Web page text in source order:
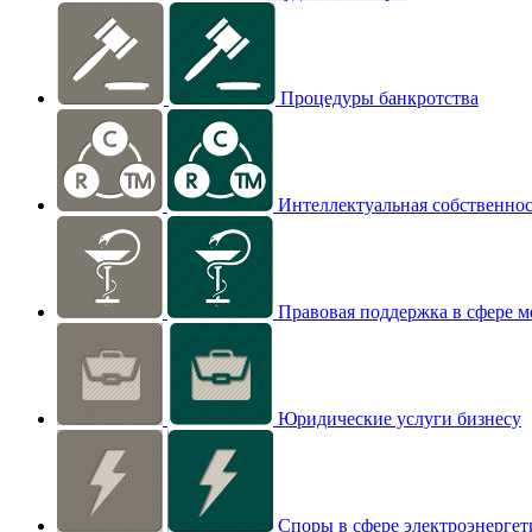
Процедуры банкротства
Интеллектуальная
Правовая поддержка в сфере
Юридические услуги бизнесу
Споры в сфере